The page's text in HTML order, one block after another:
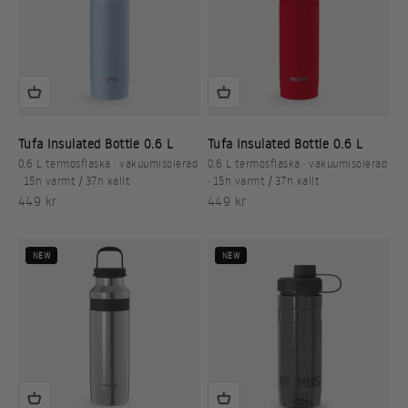
Tufa Insulated Bottle 0.6 L
0,6 L termosflaska · vakuumisolerad
· 15h varmt / 37h kallt
REA-pris
449 kr
Tufa Insulated Bottle 0.6 L
0,6 L termosflaska · vakuumisolerad
· 15h varmt / 37h kallt
REA-pris
449 kr
NEW NEW